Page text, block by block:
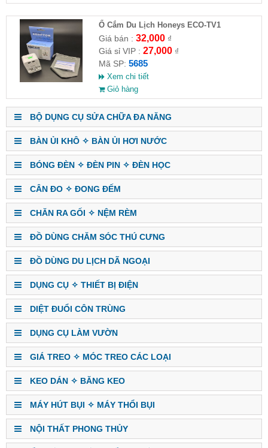
Ổ Cắm Du Lịch Honeys ECO-TV1
Giá bán : 32,000₫
Giá sỉ VIP : 27,000₫
Mã SP: 5685
Xem chi tiết
Giỏ hàng
BỘ DỤNG CỤ SỬA CHỮA ĐA NĂNG
BÀN ỦI KHÔ ✧ BÀN ỦI HƠI NƯỚC
BÓNG ĐÈN ✧ ĐÈN PIN ✧ ĐÈN HỌC
CÂN ĐO ✧ ĐONG ĐẾM
CHĂN RA GỐI ✧ NỆM RÈM
ĐỒ DÙNG CHĂM SÓC THÚ CƯNG
ĐỒ DÙNG DU LỊCH DÃ NGOẠI
DỤNG CỤ ✧ THIẾT BỊ ĐIỆN
DIỆT ĐUỔI CÔN TRÙNG
DỤNG CỤ LÀM VƯỜN
GIÁ TREO ✧ MÓC TREO CÁC LOẠI
KEO DÁN ✧ BĂNG KEO
MÁY HÚT BỤI ✧ MÁY THỔI BỤI
NỘI THẤT PHONG THỦY